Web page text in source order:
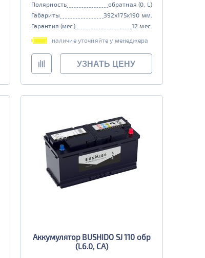
Полярность
обратная (0, L)
Габариты
392x175x190 мм.
Гарантия (мес)
12 мес.
наличие уточняйте у менеджера
УЗНАТЬ ЦЕНУ
Аккумулятор BUSHIDO SJ 110 обр
(L6.0, CA)